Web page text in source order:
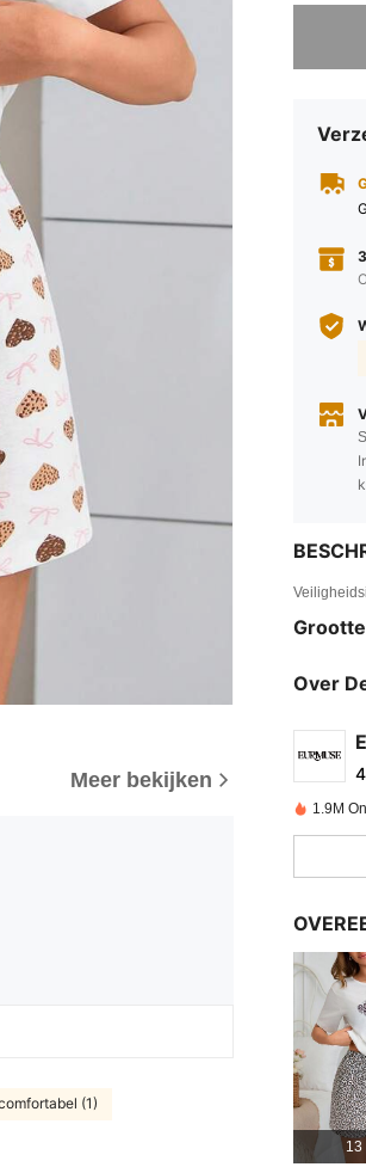
Meer bekijken
(1)
Over
1.9M
13